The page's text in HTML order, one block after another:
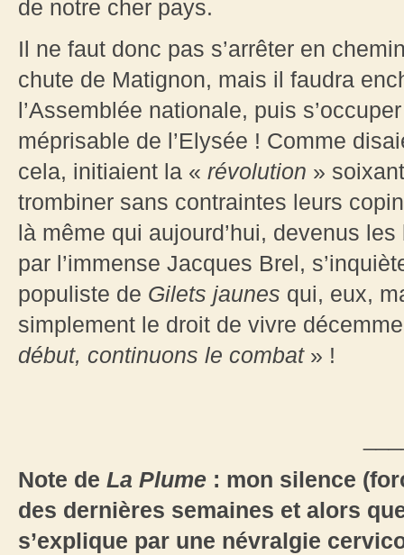
de notre cher pays.
Il ne faut donc pas s’arrêter en
chute de Matignon, mais il faudra
l’Assemblée nationale, puis
méprisable de l’Elysée ! Comme
cela, initiaient la « révolution »
trombiner sans contraintes leurs
là même qui aujourd’hui, devenus
par l’immense Jacques Brel,
populiste de Gilets jaunes qui, eux,
simplement le droit de vivre
début, continuons le combat» !
Note de La Plume : mon silence
des dernières semaines et alors
s’explique par une névralgie